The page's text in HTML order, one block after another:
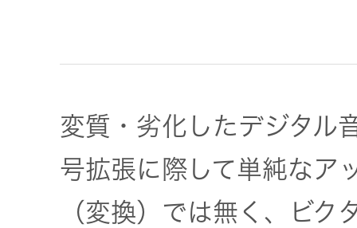
変質・劣化したデジタル
号拡張に際して単純なア
（変換）では無く、ビク